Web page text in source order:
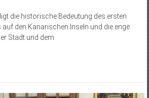
die historische Bedeutung des ersten
den Kanarischen Inseln und die enge
Stadt und dem